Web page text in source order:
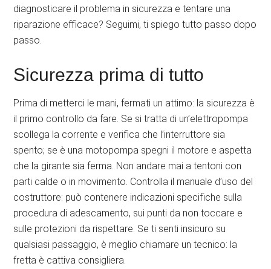
diagnosticare il problema in sicurezza e tentare una
riparazione efficace? Seguimi, ti spiego tutto passo dopo
passo.
Sicurezza prima di tutto
Prima di metterci le mani, fermati un attimo: la sicurezza è
il primo controllo da fare. Se si tratta di un’elettropompa
scollega la corrente e verifica che l’interruttore sia
spento; se è una motopompa spegni il motore e aspetta
che la girante sia ferma. Non andare mai a tentoni con
parti calde o in movimento. Controlla il manuale d’uso del
costruttore: può contenere indicazioni specifiche sulla
procedura di adescamento, sui punti da non toccare e
sulle protezioni da rispettare. Se ti senti insicuro su
qualsiasi passaggio, è meglio chiamare un tecnico: la
fretta è cattiva consigliera.